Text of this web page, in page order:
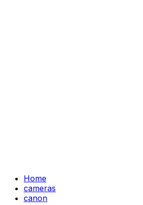
Home
cameras
canon